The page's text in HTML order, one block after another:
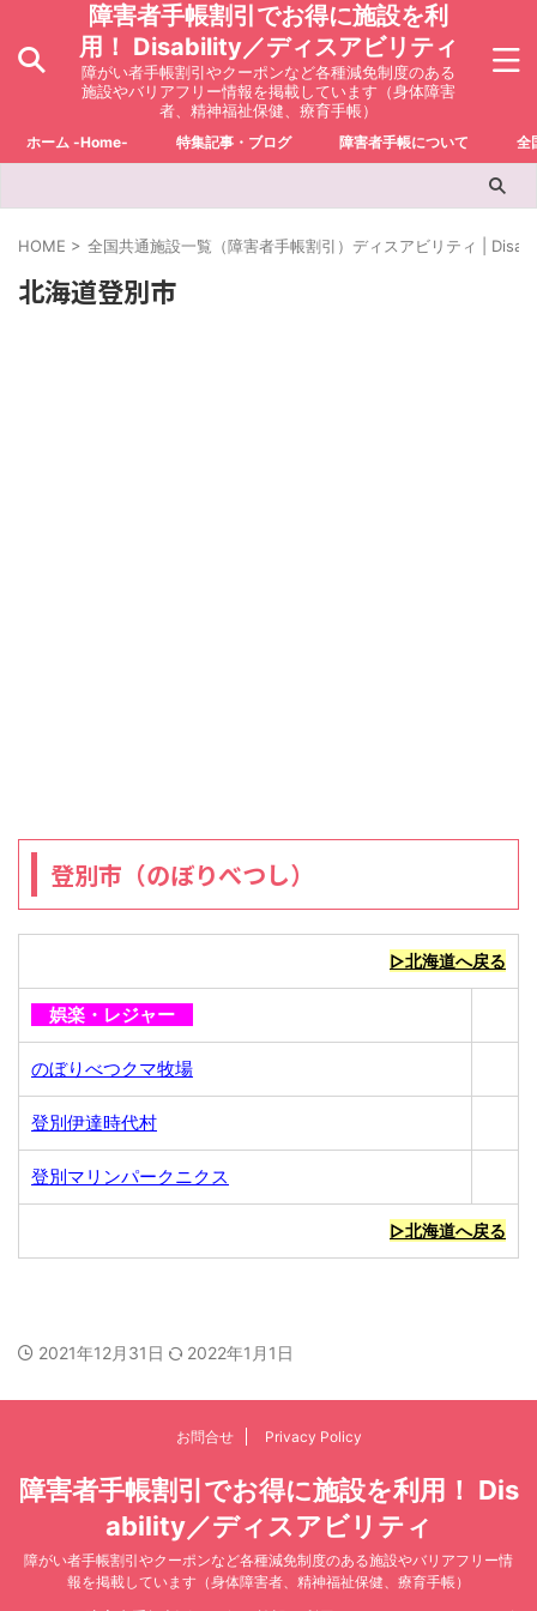
障害者手帳割引でお得に施設を利
用！ Disability／ディスアビリティ
障がい者手帳割引やクーポンなど各種減免制度のある
施設やバリアフリー情報を掲載しています（身体障害
者、精神福祉保健、療育手帳）
ホーム -Home- 特集記事・ブログ 障害者手帳について 全
HOME > 全国共通施設一覧（障害者手帳割引）ディスアビリティ |
北海道登別市
登別市（のぼりべつし）
▷北海道へ戻る
娯楽・レジャー
のぼりべつクマ牧場
登別伊達時代村
登別マリンパークニクス
▷北海道へ戻る
2021年12月31日 2022年1月1日
お問合せ Privacy Policy
障害者手帳割引でお得に施設を利用！ Dis
ability／ディスアビリティ
障がい者手帳割引やクーポンなど各種減免制度のある施設やバリアフリー情
報を掲載しています（身体障害者、精神福祉保健、療育手帳）